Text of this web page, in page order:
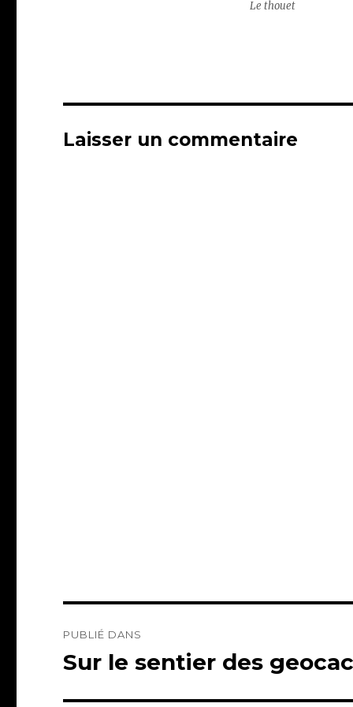
Le thouet
Laisser un commentaire
de
PUBLIÉ DANS
Sur le sentier des